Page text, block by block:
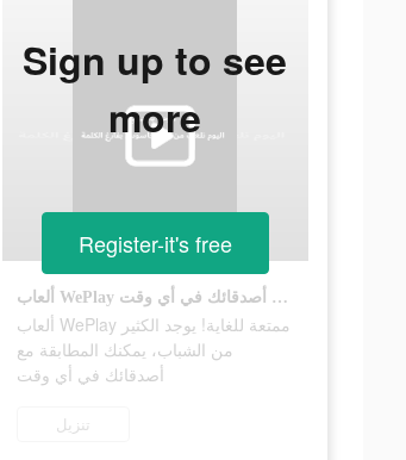
ألعاب WePlay ممتعة للغاية! يوجد الكثير من الشباب، يمكنك المطابقة مع أصدقائك في أي وقت
ألعاب WePlay ممتعة للغاية! يوجد الكثير
من الشباب، يمكنك المطابقة مع
أصدقائك في أي وقت
تنزيل
Sign up to see
more
Register-it's free